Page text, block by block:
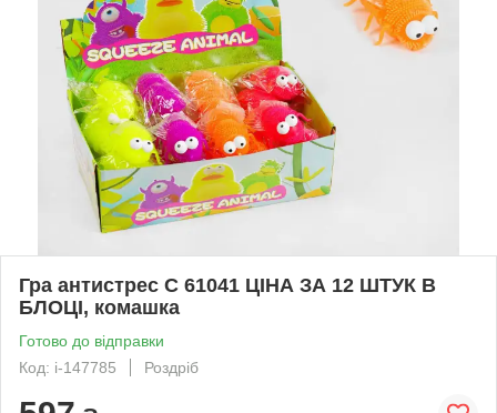
Гра антистрес C 61041 ЦІНА ЗА 12 ШТУК В
БЛОЦІ, комашка
Готово до відправки
Код: i-147785
Роздріб